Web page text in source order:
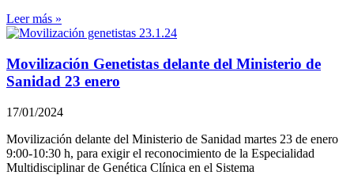
Leer más »
Movilización Genetistas delante del Ministerio de
Sanidad 23 enero
17/01/2024
Movilización delante del Ministerio de Sanidad martes 23 de enero
9:00-10:30 h, para exigir el reconocimiento de la Especialidad
Multidisciplinar de Genética Clínica en el Sistema